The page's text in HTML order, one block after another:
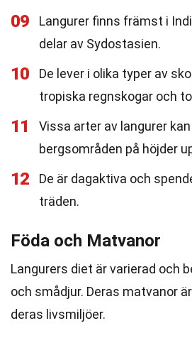
09 Langurer finns främst i
delar av Sydostasien.
10
De lever i olika typer av
tropiska regnskogar och
11
Vissa arter av langurer
bergsområden på höjder
12
De är dagaktiva och
träden.
Föda och Matvanor
Langurers diet är varierad och
och smådjur. Deras matvanor
deras livsmiljöer.